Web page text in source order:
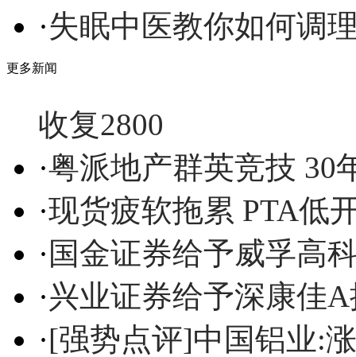
·失眠中医教你如何调
更多新闻
收复2800
·粤派地产群英竞技 30
·现货疲软拖累 PTA低
· 国金证券给予威孚高
·兴业证券给予深康佳
·[强势点评]中国铝业: